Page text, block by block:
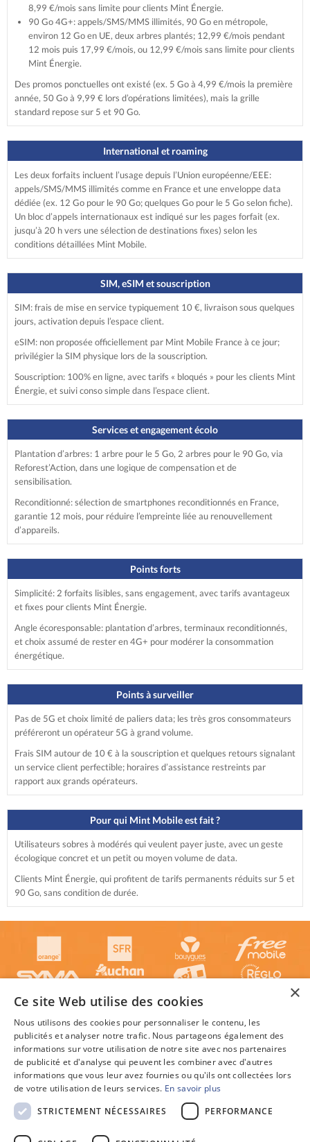
8,99 €/mois sans limite pour clients Mint Énergie.
90 Go 4G+: appels/SMS/MMS illimités, 90 Go en métropole,
environ 12 Go en UE, deux arbres plantés; 12,99 €/mois pendant
12 mois puis 17,99 €/mois, ou 12,99 €/mois sans limite pour clients
Mint Énergie.
Des promos ponctuelles ont existé (ex. 5 Go à 4,99 €/mois la première
année, 50 Go à 9,99 € lors d’opérations limitées), mais la grille
standard repose sur 5 et 90 Go.
International et roaming
Les deux forfaits incluent l’usage depuis l’Union européenne/EEE:
appels/SMS/MMS illimités comme en France et une enveloppe data
dédiée (ex. 12 Go pour le 90 Go; quelques Go pour le 5 Go selon fiche).
Un bloc d’appels internationaux est indiqué sur les pages forfait (ex.
jusqu’à 20 h vers une sélection de destinations fixes) selon les
conditions détaillées Mint Mobile.
SIM, eSIM et souscription
SIM: frais de mise en service typiquement 10 €, livraison sous quelques
jours, activation depuis l’espace client.
eSIM: non proposée officiellement par Mint Mobile France à ce jour;
privilégier la SIM physique lors de la souscription.
Souscription: 100% en ligne, avec tarifs « bloqués » pour les clients Mint
Énergie, et suivi conso simple dans l’espace client.
Services et engagement écolo
Plantation d’arbres: 1 arbre pour le 5 Go, 2 arbres pour le 90 Go, via
Reforest’Action, dans une logique de compensation et de
sensibilisation.
Reconditionné: sélection de smartphones reconditionnés en France,
garantie 12 mois, pour réduire l’empreinte liée au renouvellement
d’appareils.
Points forts
Simplicité: 2 forfaits lisibles, sans engagement, avec tarifs avantageux
et fixes pour clients Mint Énergie.
Angle écoresponsable: plantation d’arbres, terminaux reconditionnés,
et choix assumé de rester en 4G+ pour modérer la consommation
énergétique.
Points à surveiller
Pas de 5G et choix limité de paliers data; les très gros consommateurs
préféreront un opérateur 5G à grand volume.
Frais SIM autour de 10 € à la souscription et quelques retours signalant
un service client perfectible; horaires d’assistance restreints par
rapport aux grands opérateurs.
Pour qui Mint Mobile est fait ?
Utilisateurs sobres à modérés qui veulent payer juste, avec un geste
écologique concret et un petit ou moyen volume de data.
Clients Mint Énergie, qui profitent de tarifs permanents réduits sur 5 et
90 Go, sans condition de durée.
×
Ce site Web utilise des cookies
Nous utilisons des cookies pour personnaliser le contenu, les
publicités et analyser notre trafic. Nous partageons également des
informations sur votre utilisation de notre site avec nos partenaires
de publicité et d'analyse qui peuvent les combiner avec d'autres
informations que vous leur avez fournies ou qu'ils ont collectées lors
de votre utilisation de leurs services. En savoir plus
STRICTEMENT NÉCESSAIRES
PERFORMANCE